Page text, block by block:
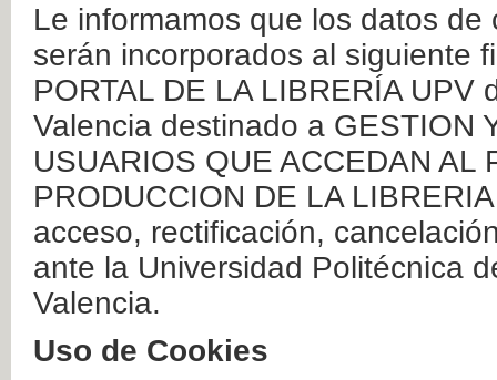
Le informamos que los datos
serán incorporados al siguiente
PORTAL DE LA LIBRERÍA
Valencia destinado a GESTION
USUARIOS QUE ACCEDAN AL
PRODUCCION DE LA
acceso, rectificación,
ante la Universidad Politécnica
Valencia.
Uso de Cookies